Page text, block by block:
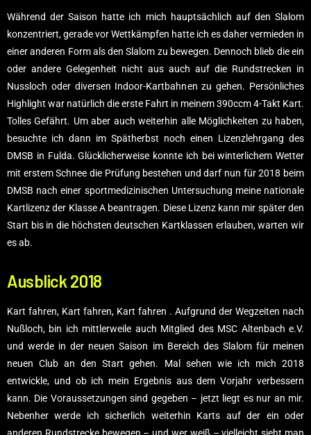
Während der Saison hatte ich mich hauptsächlich auf den Slalom
konzentriert, gerade vor Wettkämpfen hatte ich es daher vermieden in
einer anderen Form als den Slalom zu bewegen. Dennoch blieb die ein
oder andere Gelegenheit nicht aus auch auf die Rundstrecken in
Nussloch oder diversen Indoor-Kartbahnen zu gehen. Persönliches
Highlight war natürlich die erste Fahrt in meinem 390ccm 4-Takt Kart.
Tolles Gefährt. Um aber auch weiterhin alle Möglichkeiten zu haben,
besuchte ich dann im Spätherbst noch einen Lizenzlehrgang des
DMSB in Fulda. Glücklicherweise konnte ich bei winterlichem Wetter
mit erstem Schnee die Prüfung bestehen und darf nun für 2018 beim
DMSB nach einer sportmedizinischen Untersuchung meine nationale
Kartlizenz der Klasse A beantragen. Diese Lizenz kann mir später den
Start bis in die höchsten deutschen Kartklassen erlauben, warten wir
es ab.
Ausblick 2018
Kart fahren, Kart fahren, Kart fahren . Aufgrund der Wegzeiten nach
Nußloch, bin ich mittlerweile auch Mitglied des MSC Altenbach e.V.
und werde in der neuen Saison im Bereich des Slalom für meinen
neuen Club an den Start gehen. Mal sehen wie ich mich 2018
entwickle, und ob ich mein Ergebnis aus dem Vorjahr verbessern
kann. Die Voraussetzungen sind gegeben – jetzt liegt es nur an mir.
Nebenher werde ich sicherlich weiterhin Karts auf der ein oder